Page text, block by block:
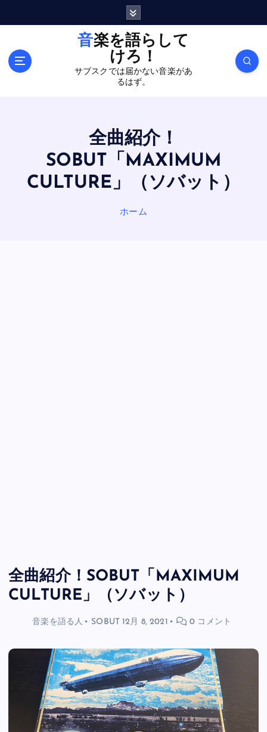
音楽を語らして
けろ！
サブスクでは届かない音楽があ
るはず。
全曲紹介！
SOBUT「MAXIMUM
CULTURE」（ソバット）
ホーム
全曲紹介！SOBUT「MAXIMUM
CULTURE」（ソバット）
音楽を語る人 SOBUT 12月 8, 2021 0 コメント